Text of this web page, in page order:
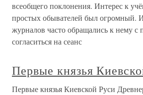
всеобщего поклонения. Интерес к
простых обывателей был огромный.
журналов часто обращались к нему с
согласиться на сеанс
Первые князья
Первые князья Киевской Руси